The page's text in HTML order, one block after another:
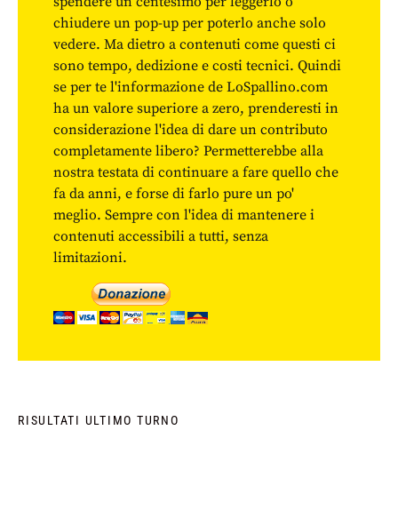
chiudere un pop-up per poterlo anche solo
vedere. Ma dietro a contenuti come questi ci
sono tempo, dedizione e costi tecnici. Quindi
se per te l'informazione de LoSpallino.com
ha un valore superiore a zero, prenderesti in
considerazione l'idea di dare un contributo
completamente libero? Permetterebbe alla
nostra testata di continuare a fare quello che
fa da anni, e forse di farlo pure un po'
meglio. Sempre con l'idea di mantenere i
contenuti accessibili a tutti, senza
limitazioni.
RISULTATI ULTIMO TURNO